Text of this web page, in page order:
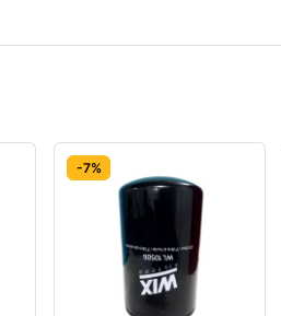
-7%